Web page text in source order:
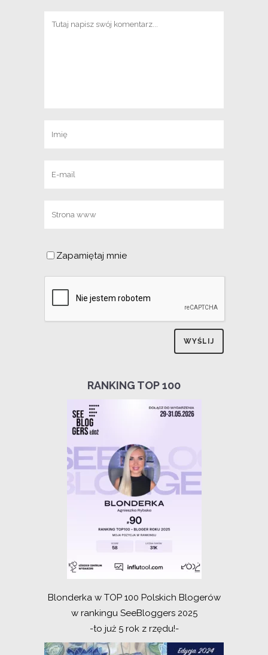
Zapamiętaj mnie
RANKING TOP 100
Blonderka w TOP 100 Polskich Blogerów
w rankingu SeeBloggers 2025
-to już 5 rok z rzędu!-